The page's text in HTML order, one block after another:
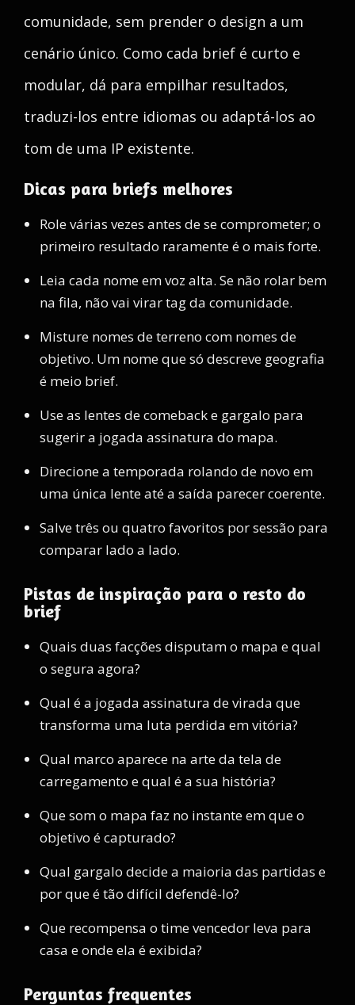
comunidade, sem prender o design a um
cenário único. Como cada brief é curto e
modular, dá para empilhar resultados,
traduzi-los entre idiomas ou adaptá-los ao
tom de uma IP existente.
Dicas para briefs melhores
Role várias vezes antes de se comprometer; o
primeiro resultado raramente é o mais forte.
Leia cada nome em voz alta. Se não rolar bem
na fila, não vai virar tag da comunidade.
Misture nomes de terreno com nomes de
objetivo. Um nome que só descreve geografia
é meio brief.
Use as lentes de comeback e gargalo para
sugerir a jogada assinatura do mapa.
Direcione a temporada rolando de novo em
uma única lente até a saída parecer coerente.
Salve três ou quatro favoritos por sessão para
comparar lado a lado.
Pistas de inspiração para o resto do
brief
Quais duas facções disputam o mapa e qual
o segura agora?
Qual é a jogada assinatura de virada que
transforma uma luta perdida em vitória?
Qual marco aparece na arte da tela de
carregamento e qual é a sua história?
Que som o mapa faz no instante em que o
objetivo é capturado?
Qual gargalo decide a maioria das partidas e
por que é tão difícil defendê-lo?
Que recompensa o time vencedor leva para
casa e onde ela é exibida?
Perguntas frequentes